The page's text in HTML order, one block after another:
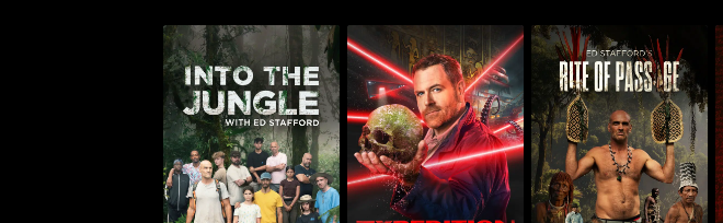
إيد ستافوردز رايت أوف
باساج
إكسبيديشن فايلز
إنتو ذا جنغل وذ إيد
ستافورد